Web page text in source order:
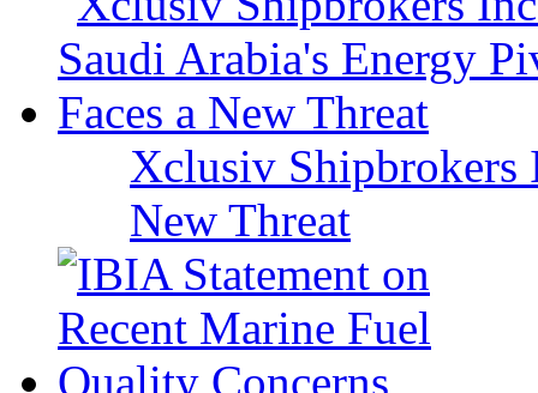
Xclusiv Shipbrokers
New Threat